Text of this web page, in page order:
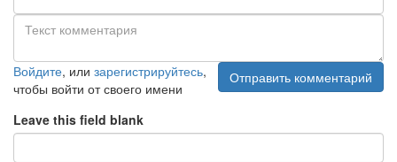
Войдите, или зарегистрируйтесь,
чтобы войти от своего имени
Отправить комментарий
Leave this field blank